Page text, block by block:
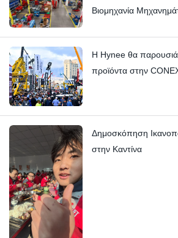
Βιομηχανία
Η Hynee θα
προϊόντα στην
Δημοσκόπηση
στην Καντίνα